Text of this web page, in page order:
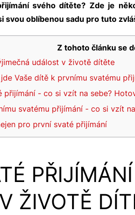
svého dítěte? Zde je
svou oblíbenou sadu pro tuto
Z tohoto článku se
událost v životě dítěte
Vaše dítě k prvnímu svatému
přijímání - co si vzít na sebe?
svatému přijímání - co si vzít
pro první svaté přijímání
ŽIVOTĚ